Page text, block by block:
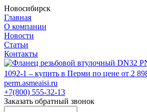
Новосибирск
Главная
О компании
Новости
Статьи
Контакты
+7(800) 555-32-13
Заказать обратный звонок